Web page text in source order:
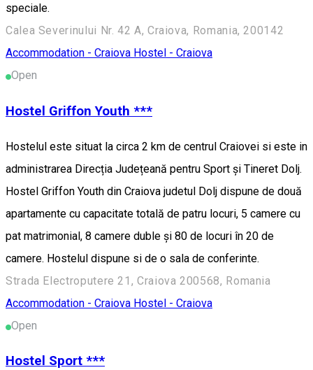
speciale.
Calea Severinului Nr. 42 A, Craiova, Romania, 200142
Accommodation - Craiova Hostel - Craiova
Open
Hostel Griffon Youth ***
Hostelul este situat la circa 2 km de centrul Craiovei si este in
administrarea Direcția Județeană pentru Sport și Tineret Dolj.
Hostel Griffon Youth din Craiova judetul Dolj dispune de două
apartamente cu capacitate totală de patru locuri, 5 camere cu
pat matrimonial, 8 camere duble și 80 de locuri în 20 de
camere. Hostelul dispune si de o sala de conferinte.
Strada Electroputere 21, Craiova 200568, Romania
Accommodation - Craiova Hostel - Craiova
Open
Hostel Sport ***